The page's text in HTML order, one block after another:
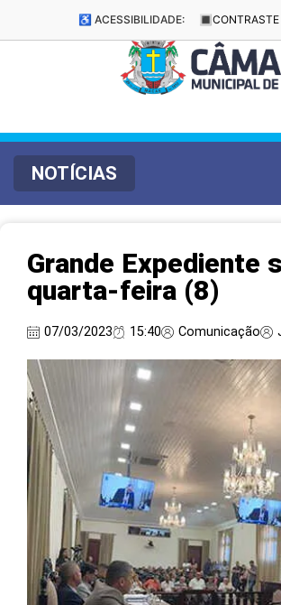
♿ ACESSIBILIDADE: 🔳 CONTRASTE
NOTÍCIAS
Grande Expediente
quarta-feira (8)
07/03/2023 15:40 Comunicação